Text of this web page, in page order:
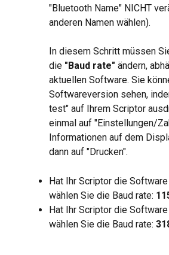
"Bluetooth Name" NICHT
anderen Namen wählen).
In diesem Schritt müssen
die "Baud rate" ändern,
aktuellen Software. Sie
Softwareversion sehen,
test" auf Ihrem Scriptor
einmal auf "Einstellungen/
Informationen auf dem
dann auf "Drucken".
Hat Ihr Scriptor die Software
wählen Sie die Baud rate:
Hat Ihr Scriptor die Software
wählen Sie die Baud rate: